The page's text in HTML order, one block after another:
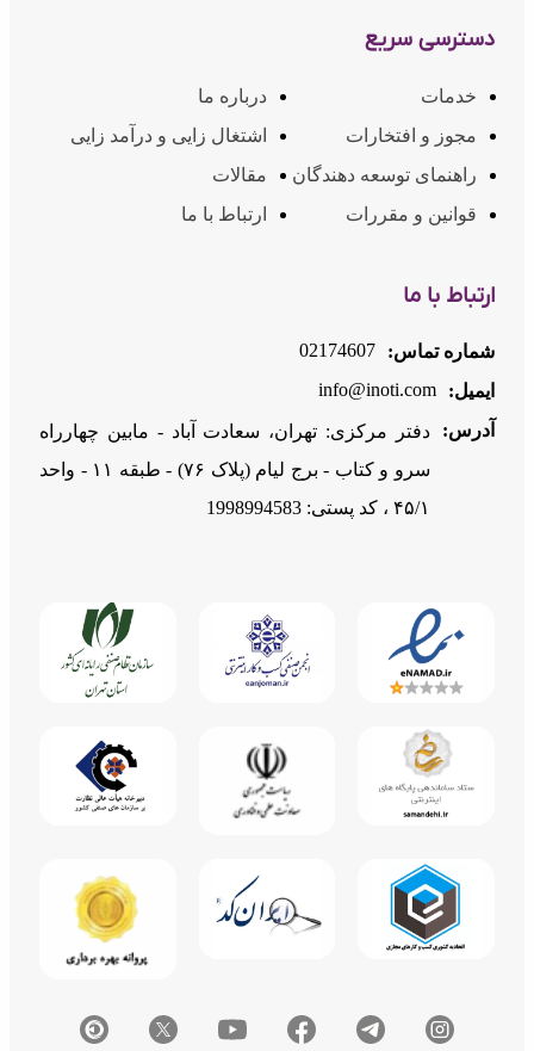
دسترسی سریع
خدمات
درباره ما
مجوز و افتخارات
اشتغال زایی و درآمد زایی
راهنمای توسعه دهندگان
مقالات
قوانین و مقررات
ارتباط با ما
ارتباط با ما
شماره تماس:
02174607
ایمیل:
info@inoti.com
آدرس:
دفتر مرکزی: تهران، سعادت آباد - مابین چهارراه
سرو و کتاب - برج لیام (پلاک ۷۶) - طبقه ۱۱ - واحد
۴۵/۱ ، کد پستی: 1998994583